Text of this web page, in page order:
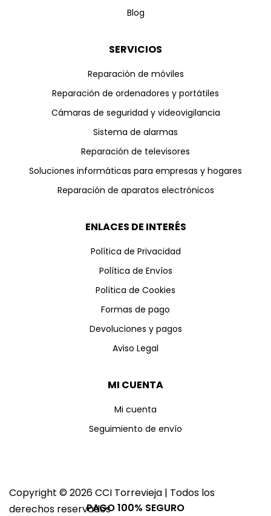
Blog
SERVICIOS
Reparación de móviles
Reparación de ordenadores y portátiles
Cámaras de seguridad y videovigilancia
Sistema de alarmas
Reparación de televisores
Soluciones informáticas para empresas y hogares
Reparación de aparatos electrónicos
ENLACES DE INTERÉS
Política de Privacidad
Política de Envíos
Política de Cookies
Formas de pago
Devoluciones y pagos
Aviso Legal
MI CUENTA
Mi cuenta
Seguimiento de envío
Copyright © 2026 CCI Torrevieja | Todos los
derechos reservadosPAGO 100% SEGURO